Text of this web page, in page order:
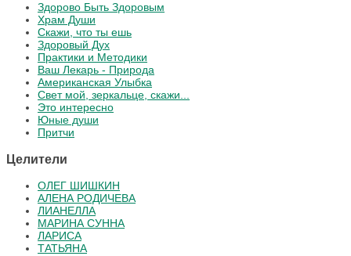
Здорово Быть Здоровым
Храм Души
Скажи, что ты ешь
Здоровый Дух
Практики и Методики
Ваш Лекарь - Природа
Американская Улыбка
Свет мой, зеркальце, скажи...
Это интересно
Юные души
Притчи
Целители
ОЛЕГ ШИШКИН
АЛЕНА РОДИЧЕВА
ЛИАНЕЛЛА
МАРИНА СУННА
ЛАРИСА
ТАТЬЯНА